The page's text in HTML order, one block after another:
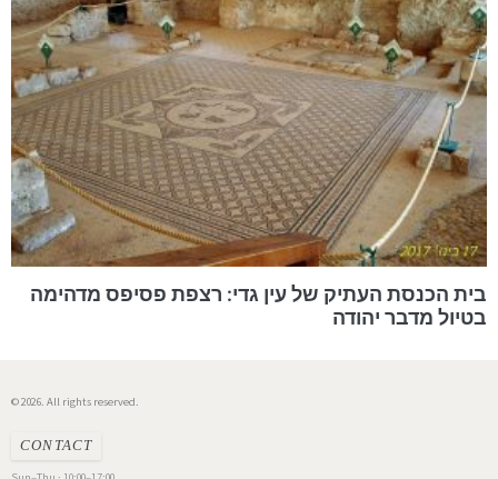
בית הכנסת העתיק של עין גדי: רצפת פסיפס מדהימה
בטיול מדבר יהודה
© 2026. All rights reserved.
CONTACT